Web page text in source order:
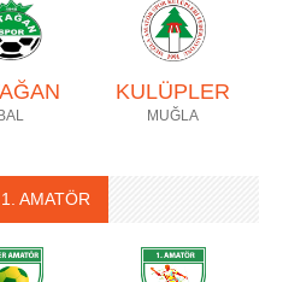
BAL
KULÜPLER
MUĞLA
AMATÖR